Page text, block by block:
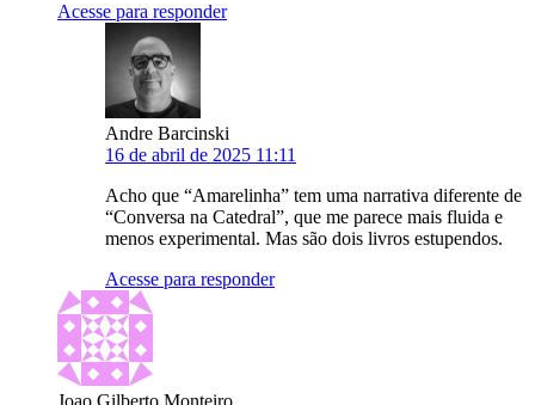
Acesse para responder
Andre Barcinski
16 de abril de 2025 11:11
Acho que “Amarelinha” tem uma narrativa diferente de
“Conversa na Catedral”, que me parece mais fluida e
menos experimental. Mas são dois livros estupendos.
Acesse para responder